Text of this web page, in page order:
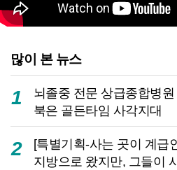
많이 본 뉴스
1
뇌졸중 전문 상급종합병
북은 골든타임 사각지대
2
[특별기획-사는 곳이 계
지방으로 왔지만, 그들이